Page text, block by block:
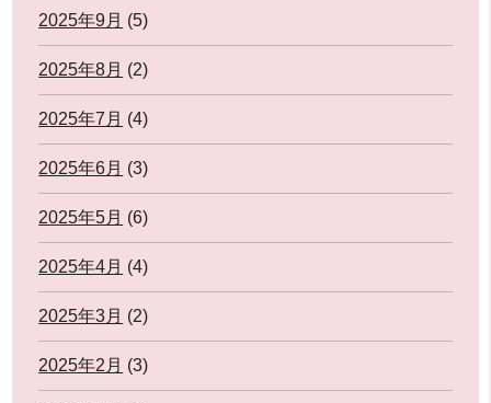
2025年9月 (5)
2025年8月 (2)
2025年7月 (4)
2025年6月 (3)
2025年5月 (6)
2025年4月 (4)
2025年3月 (2)
2025年2月 (3)